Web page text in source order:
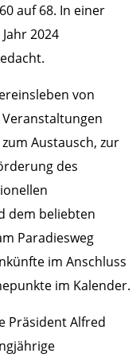
auf 68. In einer
2024
von
Austausch, zur
des
dem beliebten
Paradiesweg
im Anschluss
im Kalender.
Präsident Alfred